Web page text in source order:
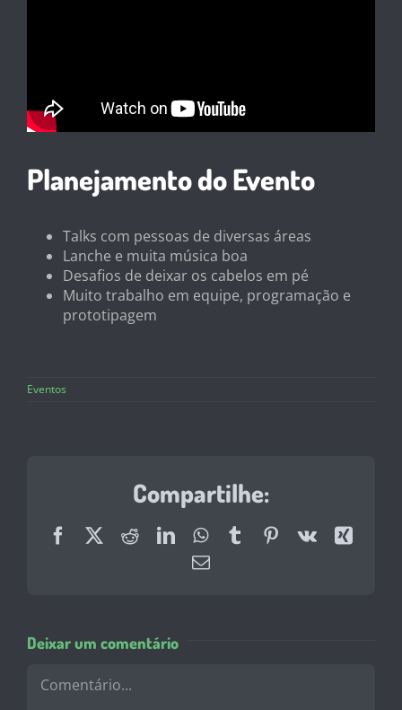
Planejamento do Evento
Talks com pessoas de diversas áreas
Lanche e muita música boa
Desafios de deixar os cabelos em pé
Muito trabalho em equipe, programação e
prototipagem
Eventos
Compartilhe:
FacebookRedditLinkedInWhatsApp
TumblrPinterest
Vk
Xing
E-
Deixar um comentário